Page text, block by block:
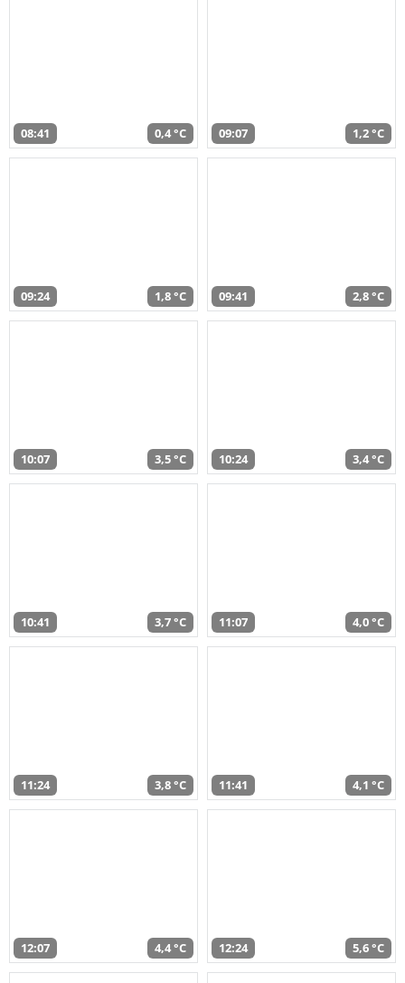
08:41 0,4 °C 09:07 1,2 °C
09:24 1,8 °C 09:41 2,8 °C
10:07 3,5 °C 10:24 3,4 °C
10:41 3,7 °C 11:07 4,0 °C
11:24 3,8 °C 11:41 4,1 °C
12:07 4,4 °C 12:24 5,6 °C